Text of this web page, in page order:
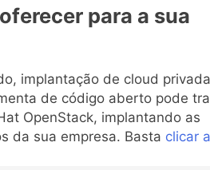
para a sua
implantação de cloud
de código aberto pode
OpenStack, implantando as
da sua empresa. Basta clicar